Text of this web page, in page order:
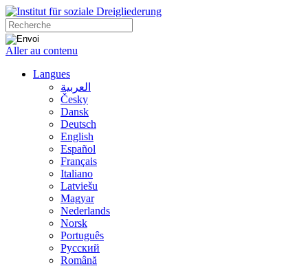
Aller au contenu
Langues
العربية
Česky
Dansk
Deutsch
English
Español
Français
Italiano
Latviešu
Magyar
Nederlands
Norsk
Português
Русский
Română